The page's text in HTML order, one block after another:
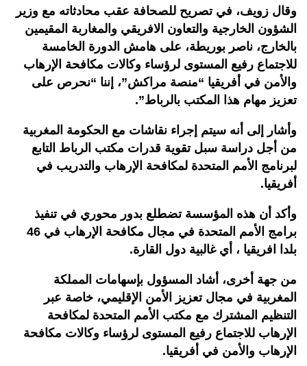
وقال زويف، في تصريح للصحافة عقب محادثاته مع وزير
الشؤون الخارجية والتعاون الافريقي والمغاربة المقيمين
بالخارج، ناصر بوريطة، على هامش الدورة الخامسة
للاجتماع رفيع المستوى لرؤساء وكالات مكافحة الإرهاب
والأمن في أفريقيا “منصة مراكش”، إننا “نحرص على
تعزيز مهام هذا المكتب بالرباط”.
وأشار إلى أنه سيتم إجراء نقاشات مع الحكومة المغربية
من أجل دراسة سبل تقوية قدرات مكتب الرباط التابع
لبرنامج الأمم المتحدة لمكافحة الإرهاب والتدريب في
أفريقيا.
وأكد أن هذه المؤسسة تضطلع بدور محوري في تنفيذ
برامج الأمم المتحدة في مجال مكافحة الإرهاب في 46
بلدا افريقيا ، أي غالبية دول القارة.
من جهة أخرى، أشاد المسؤول بإسهامات المملكة
المغربية في مجال تعزيز الأمن الإقليمي، خاصة عبر
التنظيم المشترك مع مكتب الأمم المتحدة لمكافحة
الإرهاب للاجتماع رفيع المستوى لرؤساء وكالات مكافحة
الإرهاب والأمن في أفريقيا.